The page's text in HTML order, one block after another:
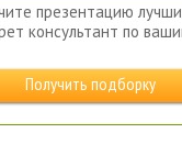
презентацию
консультант по
Получить подборку